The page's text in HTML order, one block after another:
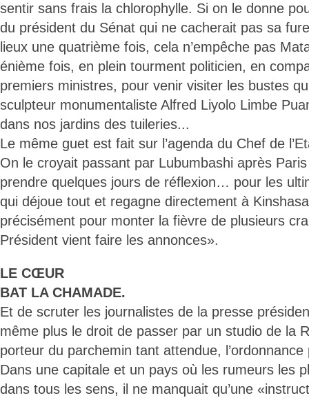
sentir sans frais la chlorophylle. Si on le donne
du président du Sénat qui ne cacherait pas sa
lieux une quatrième fois, cela n’empêche pas
énième fois, en plein tourment politicien, en
premiers ministres, pour venir visiter les bustes
sculpteur monumentaliste Alfred Liyolo Limbe
dans nos jardins des tuileries...
Le même guet est fait sur l’agenda du Chef de
On le croyait passant par Lubumbashi après
prendre quelques jours de réflexion… pour les
qui déjoue tout et regagne directement à
précisément pour monter la fièvre de plusieurs
Président vient faire les annonces».
LE CŒUR
BAT LA CHAMADE.
Et de scruter les journalistes de la presse
même plus le droit de passer par un studio de la
porteur du parchemin tant attendue, l’ordonnance
Dans une capitale et un pays où les rumeurs les
dans tous les sens, il ne manquait qu’une